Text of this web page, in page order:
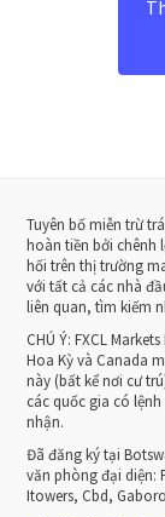
Tuyên bố miễn trừ
hoàn tiền bởi chênh
hối trên thị trường
với tất cả các nhà
liên quan, tìm kiếm
CHÚ Ý: FXCL
Hoa Kỳ và Canada
này (bất kể nơi cư
các quốc gia có
nhận.
Đã đăng ký tại
văn phòng đại diện:
Itowers, Cbd,